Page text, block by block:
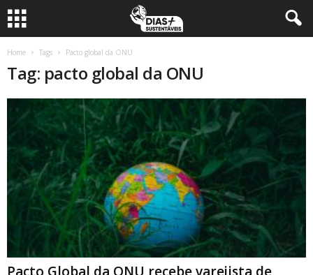
Home Tags Pacto global da ONU
Tag: pacto global da ONU